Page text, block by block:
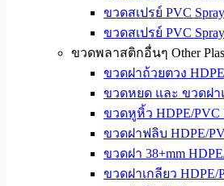
ขวดสเปรย์ PVC
ขวดสเปรย์ PVC
ขวดพลาสติกอื่นๆ Other
ขวดฝาถ้วยตวง
ขวดหยด และ ขวดฝาแ
ขวดหูหิ้ว HDPE/PVC
ขวดฝาฟลิบ HDPE/
ขวดฝา 38+mm
ขวดฝาเกลียว HDPE/